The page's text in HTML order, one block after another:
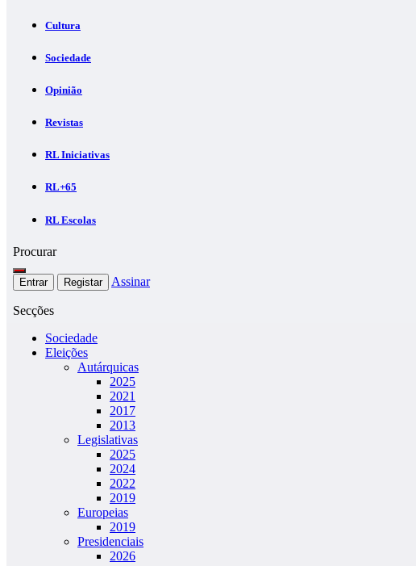
Cultura
Sociedade
Opinião
Revistas
RL Iniciativas
RL+65
RL Escolas
Procurar
Entrar Registar Assinar
Secções
Sociedade
Eleições
Autárquicas
2025
2021
2017
2013
Legislativas
2025
2024
2022
2019
Europeias
2019
Presidenciais
2026